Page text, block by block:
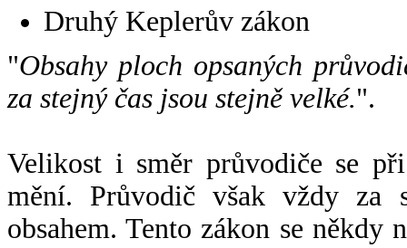
Druhý Keplerův zákon
"Obsahy ploch opsaných
za stejný čas jsou stejně velké.".
Velikost i směr průvodiče se
mění. Průvodič však vždy za
obsahem. Tento zákon se někdy